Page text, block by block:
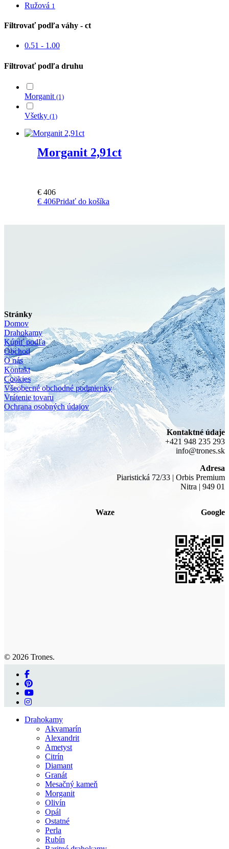
Ružová 1
Filtrovať podľa váhy - ct
0.51 - 1.00
Filtrovať podľa druhu
Morganit (1)
Všetky (1)
Morganit 2,91ct
€ 406
€ 406Pridať do košíka
Stránky
Domov
Drahokamy
Kúpiť podľa
Obchod
O nás
Kontakt
Cookies
Všeobecné obchodné podmienky
Vrátenie tovaru
Ochrana osobných údajov
Kontaktné údaje
+421 948 235 293
info@trones.sk
Adresa
Piaristická 72/33 | Orbis Premium
Nitra | 949 01
Waze Google
© 2026 Trones.
facebook
pinterest
youtube
instagram
Close
Drahokamy
Akvamarín
Alexandrit
Ametyst
Citrín
Diamant
Granát
Mesačný kameň
Morganit
Olivín
Opál
Ostatné
Perla
Rubín